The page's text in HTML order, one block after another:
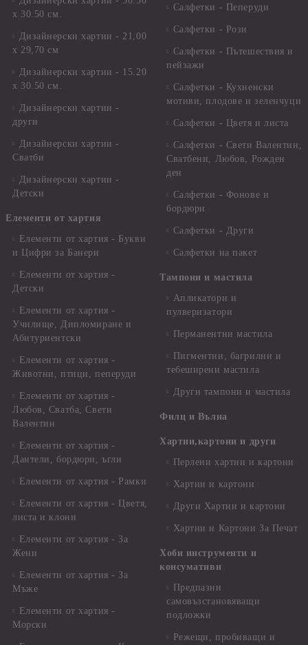
х 30.50 см.
Дизайнерски хартии - 21,00
х 29,70 см
Дизайнерски хартии - 15.20
x 30.50 см.
Дизайнерски хартии -
други
Дизайнерски хартии -
Сватби
Дизайнерски хартии -
Детски
Елементи от хартия
Елементи от хартия - Букви
и Цифри за Банери
Елементи от хартия -
Детски
Елементи от хартия -
Училище, Дипломиране и
Абитуриентски
Елементи от хартия -
Животни, птици, пеперуди
Елементи от хартия -
Любов, Сватба, Свети
Валентин
Елементи от хартия -
Дантели, бордюри, ъгли
Елементи от хартия - Рамки
Елементи от хартия - Цветя,
листа и клони
Елементи от хартия - За
Жени
Елементи от хартия - За
Мъже
Елементи от хартия -
Морски
Салфетки - Пеперуди
Салфетки - Рози
Салфетки - Пътешествия и
пейзажи
Салфетки - Кухненски
мотиви, плодове и зеленчуци
Салфетки - Цветя и листа
Салфетки - Свети Валентин,
Сватбени, Любов, Рожден
ден
Салфетки - Фонове и
бордюри
Салфетки - Други
Салфетки на пакет
Тампони и мастила
Апликатори и
пулверизатори
Перманентни мастила
Пигментни, багрилни и
тебеширени мастила
Други тампони и мастила
Филц и Вълна
Хартии,картони и други
Перлени хартии и картони
Хартии и картони
Други Хартии и картони
Хартии и Картони За Печат
Хоби инструменти и
консумативи
Предпазни
самовъзстановяващи
подложки
Режещи, пробиващи и